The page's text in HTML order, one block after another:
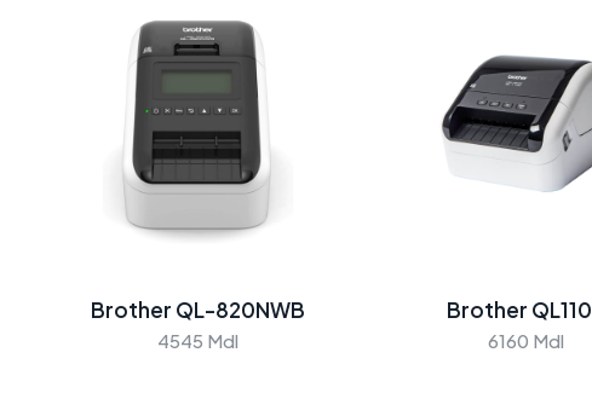
Brother QL-820NWB
4545 Mdl
Brother
6160 Mdl